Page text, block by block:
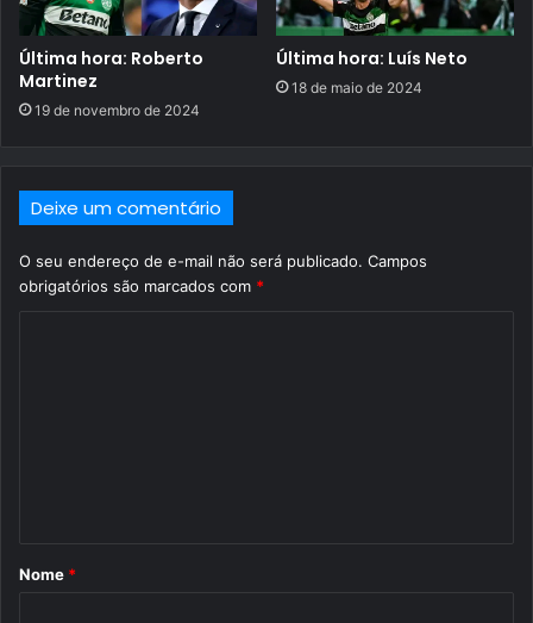
Última hora: Roberto
Martinez
19 de novembro de 2024
Última hora: Luís Neto
18 de maio de 2024
Deixe um comentário
O seu endereço de e-mail não será publicado. Campos
obrigatórios são marcados com *
r
Nome *